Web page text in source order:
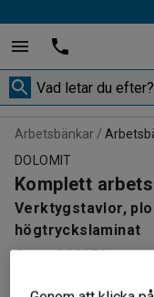
Arbetsbänkar
DOLOMIT
Komplett
Verktygstavlor,
högtryckslaminat
Art. nr:232356